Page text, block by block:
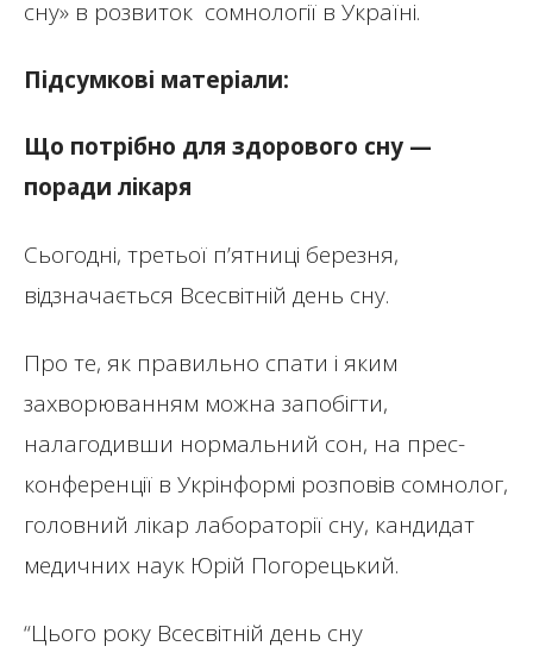
сну» в розвиток сомнології в Україні.
Підсумкові матеріали:
Що потрібно для здорового сну —
поради лікаря
Сьогодні, третьої п’ятниці березня,
відзначається Всесвітній день сну.
Про те, як правильно спати і яким
захворюванням можна запобігти,
налагодивши нормальний сон, на прес-
конференції в Укрінформі розповів сомнолог,
головний лікар лабораторії сну, кандидат
медичних наук Юрій Погорецький.
“Цього року Всесвітній день сну